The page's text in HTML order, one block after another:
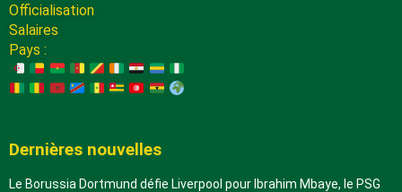
Officialisation
Salaires
Pays :
Dernières nouvelles
Le Borussia Dortmund défie Liverpool pour Ibrahim Mbaye, le PSG